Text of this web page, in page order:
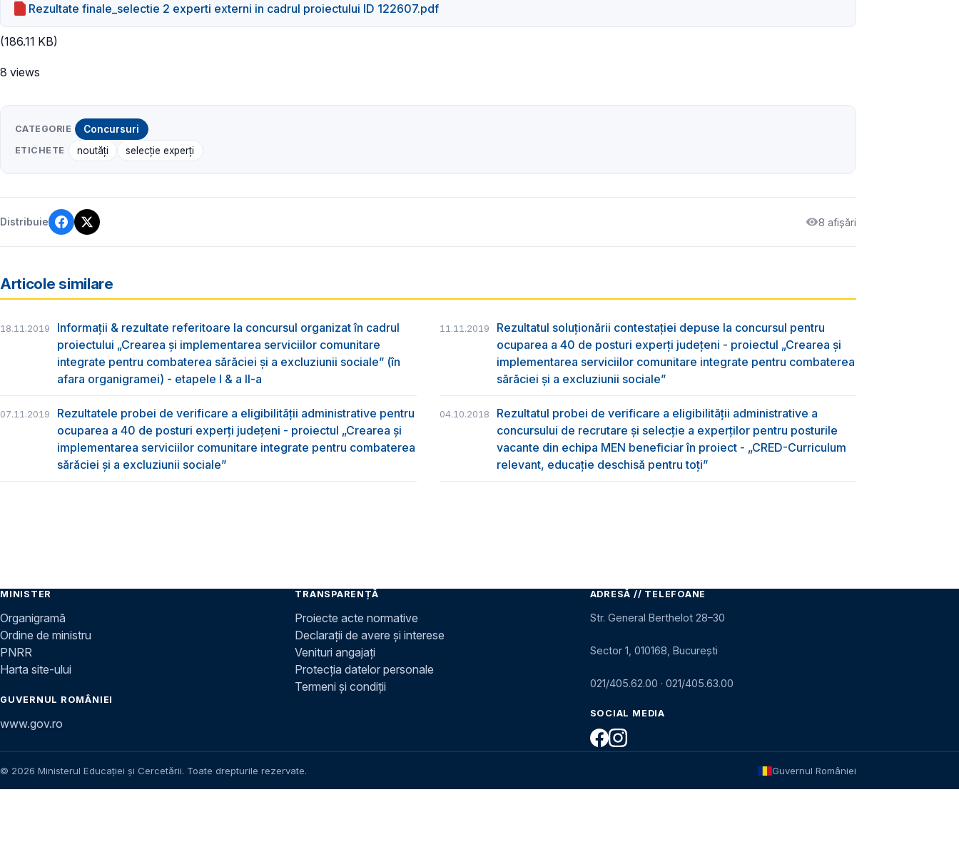
Rezultate finale_selectie 2 experti externi in cadrul proiectului ID 122607.pdf
(186.11 KB)
8 views
CATEGORIE Concursuri
ETICHETE noutăți selecție experți
Distribuie 8 afișări
Articole similare
18.11.2019
Informații & rezultate referitoare la concursul organizat în cadrul
proiectului „Crearea și implementarea serviciilor comunitare
integrate pentru combaterea sărăciei și a excluziunii sociale” (în
afara organigramei) - etapele I & a II-a
11.11.2019
Rezultatul soluționării contestației depuse la concursul pentru
ocuparea a 40 de posturi experți județeni - proiectul „Crearea și
implementarea serviciilor comunitare integrate pentru combaterea
sărăciei și a excluziunii sociale”
07.11.2019
Rezultatele probei de verificare a eligibilității administrative pentru
ocuparea a 40 de posturi experți județeni - proiectul „Crearea și
implementarea serviciilor comunitare integrate pentru combaterea
sărăciei și a excluziunii sociale”
04.10.2018
Rezultatul probei de verificare a eligibilității administrative a
concursului de recrutare și selecție a experților pentru posturile
vacante din echipa MEN beneficiar în proiect - „CRED-Curriculum
relevant, educație deschisă pentru toți”
MINISTER
Organigramă
Ordine de ministru
PNRR
Harta site-ului
GUVERNUL ROMÂNIEI
www.gov.ro
TRANSPARENȚĂ
Proiecte acte normative
Declarații de avere și interese
Venituri angajați
Protecția datelor personale
Termeni și condiții
ADRESĂ // TELEFOANE
Str. General Berthelot 28–30
Sector 1, 010168, București
021/405.62.00 · 021/405.63.00
SOCIAL MEDIA
© 2026 Ministerul Educației și Cercetării. Toate drepturile rezervate. Guvernul României